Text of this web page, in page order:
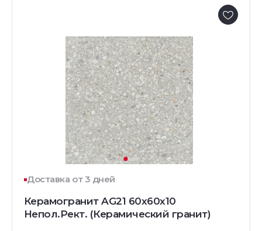
Доставка от 3 дней
Керамогранит AG21 60x60x10
Непол.Рект. (Керамический гранит)